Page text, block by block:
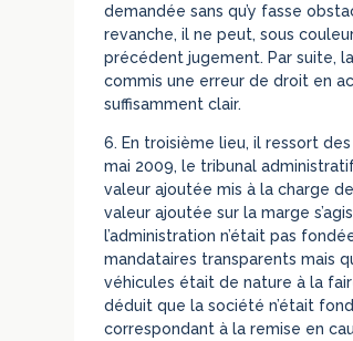
demandée sans qu’y fasse
revanche, il ne peut, sous
précédent jugement. Par suite,
commis une erreur de droit en
suffisamment clair.
6. En troisième lieu, il ressort
mai 2009, le tribunal
valeur ajoutée mis à la charge
valeur ajoutée sur la marge
l’administration n’était pas
mandataires transparents mais
véhicules était de nature à la
déduit que la société n’était
correspondant à la remise en